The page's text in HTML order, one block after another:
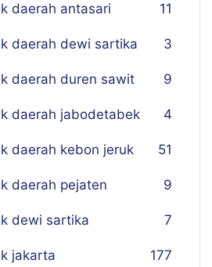
daerah antasari 11
daerah dewi sartika 3
daerah duren sawit 9
daerah jabodetabek 4
daerah kebon jeruk 51
daerah pejaten 9
dewi sartika 7
jakarta 177